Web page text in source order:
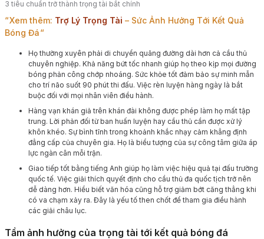
3 tiêu chuẩn trở thành trọng tài bắt chính
Xem thêm: Trợ Lý Trọng Tài – Sức Ảnh Hưởng Tới Kết Quả
Bóng Đá
Họ thường xuyên phải di chuyển quãng đường dài hơn cả cầu thủ
chuyên nghiệp. Khả năng bứt tốc nhanh giúp họ theo kịp mọi đường
bóng phản công chớp nhoáng. Sức khỏe tốt đảm bảo sự minh mẫn
cho trí não suốt 90 phút thi đấu. Việc rèn luyện hàng ngày là bắt
buộc đối với mọi nhân viên điều hành.
Hàng vạn khán giả trên khán đài không được phép làm họ mất tập
trung. Lời phản đối từ ban huấn luyện hay cầu thủ cần được xử lý
khôn khéo. Sự bình tĩnh trong khoảnh khắc nhạy cảm khẳng định
đẳng cấp của chuyên gia. Họ là biểu tượng của sự công tâm giữa áp
lực ngàn cân mỗi trận.
Giao tiếp tốt bằng tiếng Anh giúp họ làm việc hiệu quả tại đấu trường
quốc tế. Việc giải thích quyết định cho cầu thủ đa quốc tịch trở nên
dễ dàng hơn. Hiểu biết văn hóa cũng hỗ trợ giảm bớt căng thẳng khi
có va chạm xảy ra. Đây là yếu tố then chốt để tham gia điều hành
các giải châu lục.
Tầm ảnh hưởng của trọng tài tới kết quả bóng đá